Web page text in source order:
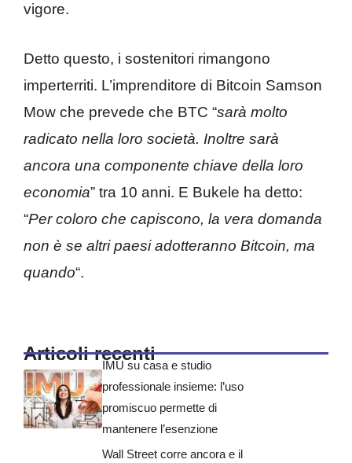
vigore.
Detto questo, i sostenitori rimangono
imperterriti. L’imprenditore di Bitcoin Samson
Mow che prevede che BTC “sarà molto
radicato nella loro società. Inoltre sarà
ancora una componente chiave della loro
economia” tra 10 anni. E Bukele ha detto:
“Per coloro che capiscono, la vera domanda
non è se altri paesi adotteranno Bitcoin, ma
quando“.
Articoli recenti
IMU su casa e studio
professionale insieme: l’uso
promiscuo permette di
mantenere l’esenzione
Wall Street corre ancora e il